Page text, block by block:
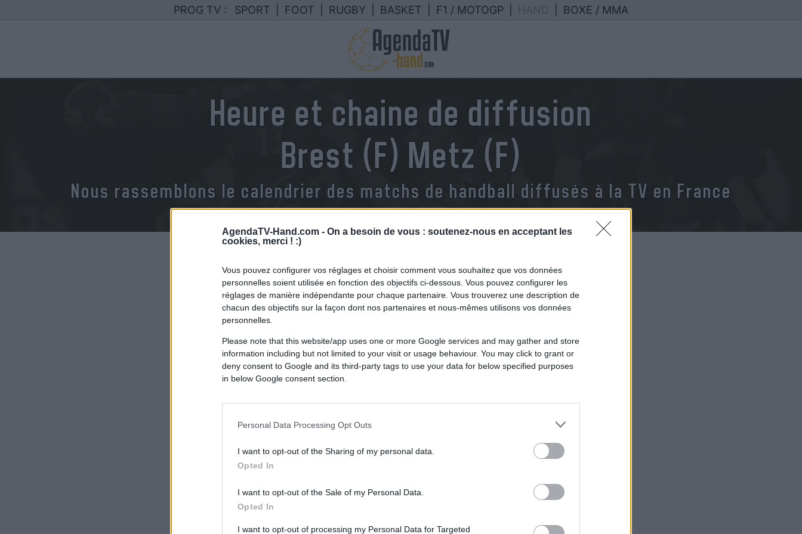
AgendaTV-Hand.com - On a besoin de vous : soutenez-nous en acceptant les
cookies, merci ! :)
Vous pouvez configurer vos réglages et choisir comment vous souhaitez que vos données
personnelles soient utilisée en fonction des objectifs ci-dessous. Vous pouvez configurer les
réglages de manière indépendante pour chaque partenaire. Vous trouverez une description de
chacun des objectifs sur la façon dont nos partenaires et nous-mêmes utilisons vos données
personnelles.
Please note that this website/app uses one or more Google services and may gather and store
information including but not limited to your visit or usage behaviour. You may click to grant or
deny consent to Google and its third-party tags to use your data for below specified purposes
in below Google consent section.
Personal Data Processing Opt Outs
I want to opt-out of the Sharing of my personal data.
Opted In
I want to opt-out of the Sale of my Personal Data.
Opted In
I want to opt-out of processing my Personal Data for Targeted
PROG TV : SPORT FOOT RUGBY BASKET F1 / MOTOGP BOXE / MMA
Heure et chaine de diffusion
Brest (F) Metz (F)
Nous rassemblons le calendrier des matchs de handball diffusés à la TV en France
15h00